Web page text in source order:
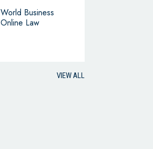
World Business
Online Law
VIEW ALL